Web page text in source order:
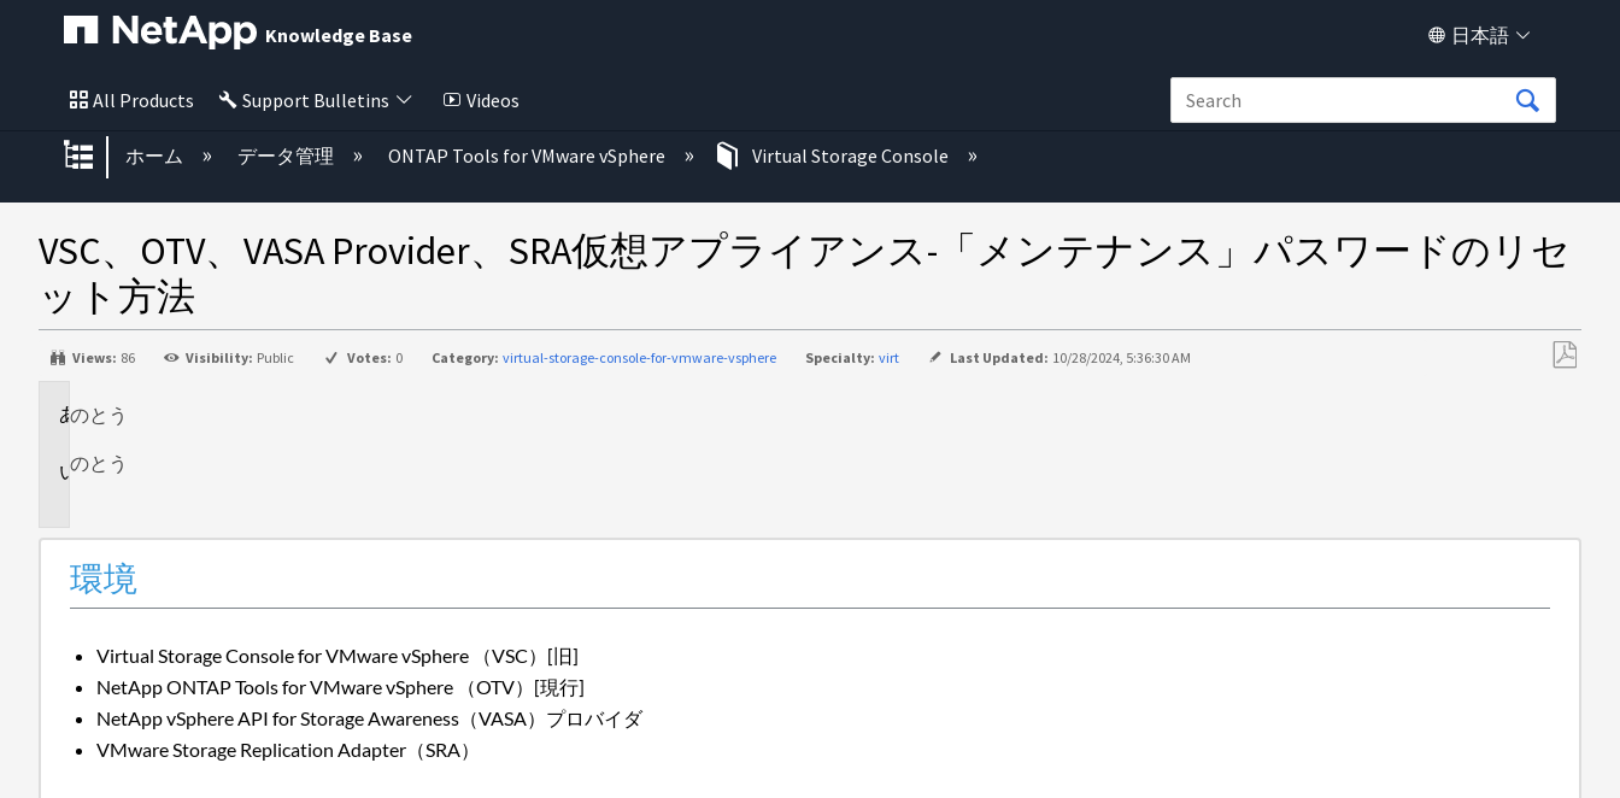
Knowledge Base 日本語
All Products Support Bulletins Videos
グローバル階層を展開/折りたたむ
ホーム データ管理 ONTAP Tools for VMware vSphere Virtual Storage Console
VSC、OTV、VASA Provider、SRA仮想アプライアンス-「メンテナンス」パスワードのリセ
ット方法
Views: 86 Visibility: Public Votes: 0 Category: virtual-storage-console-for-vmware-vsphere Specialty: virt Last Updated: 10/28/2024, 5:36:30 AM
環
概
のとう
のとう
環境
Virtual Storage Console for VMware vSphere （VSC）[旧]
NetApp ONTAP Tools for VMware vSphere （OTV）[現行]
NetApp vSphere API for Storage Awareness（VASA）プロバイダ
VMware Storage Replication Adapter（SRA）